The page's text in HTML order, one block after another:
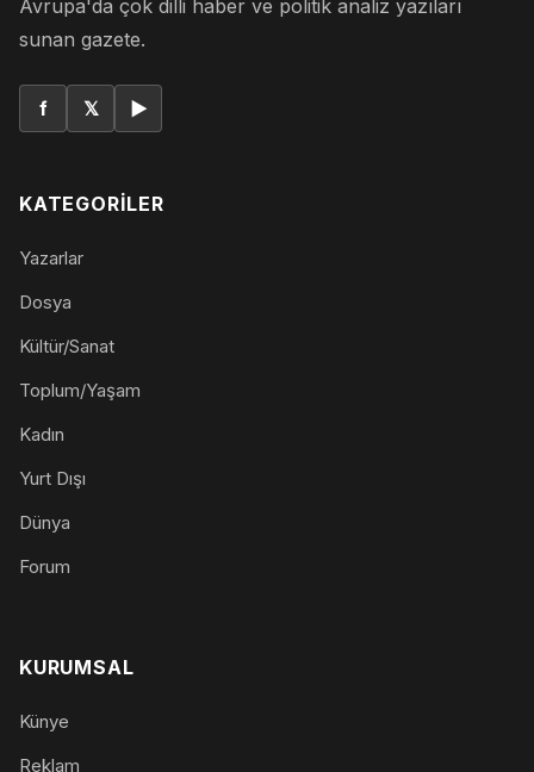
Avrupa'da çok dilli haber ve politik analiz yazıları
sunan gazete.
f 𝕏 ▶
KATEGORILER
Yazarlar
Dosya
Kültür/Sanat
Toplum/Yaşam
Kadın
Yurt Dışı
Dünya
Forum
KURUMSAL
Künye
Reklam